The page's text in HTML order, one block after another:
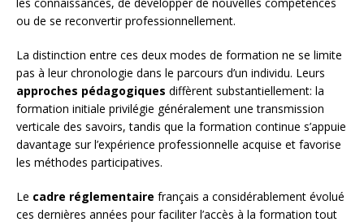
ou de se reconvertir professionnellement.
La distinction entre ces deux modes de formation ne se limite
pas à leur chronologie dans le parcours d’un individu. Leurs
approches pédagogiques diffèrent substantiellement: la
formation initiale privilégie généralement une transmission
verticale des savoirs, tandis que la formation continue s’appuie
davantage sur l’expérience professionnelle acquise et favorise
les méthodes participatives.
Le cadre réglementaire français a considérablement évolué
ces dernières années pour faciliter l’accès à la formation tout